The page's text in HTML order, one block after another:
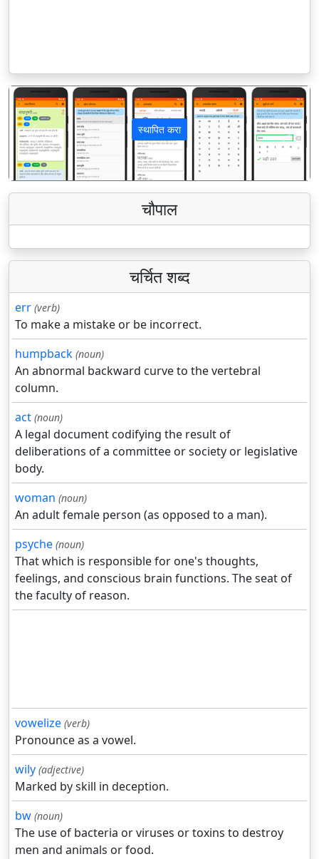
स्थापित करा
पिछला अगला
चौपाल
चर्चित शब्द
err (verb)
To make a mistake or be incorrect.
humpback (noun)
An abnormal backward curve to the vertebral
column.
act (noun)
A legal document codifying the result of
deliberations of a committee or society or legislative
body.
woman (noun)
An adult female person (as opposed to a man).
psyche (noun)
That which is responsible for one's thoughts,
feelings, and conscious brain functions. The seat of
the faculty of reason.
vowelize (verb)
Pronounce as a vowel.
wily (adjective)
Marked by skill in deception.
bw (noun)
The use of bacteria or viruses or toxins to destroy
men and animals or food.